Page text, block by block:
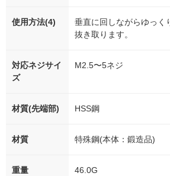
使用方法(4)
垂直に回しながらゆっく
抜き取ります。
対応ネジサイ
ズ
M2.5〜5ネジ
材質(先端部) HSS鋼
材質 特殊鋼(本体：鍛造品)
重量 46.0G